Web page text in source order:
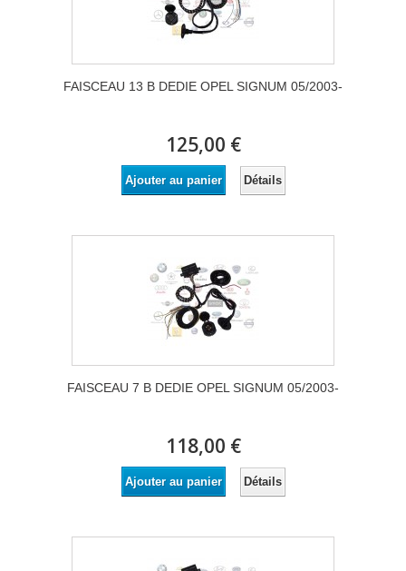
FAISCEAU 13 B DEDIE OPEL SIGNUM 05/2003-
125,00 €
Ajouter au panier Détails
FAISCEAU 7 B DEDIE OPEL SIGNUM 05/2003-
118,00 €
Ajouter au panier Détails